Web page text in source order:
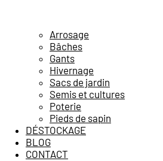
Arrosage
Bâches
Gants
Hivernage
Sacs de jardin
Semis et cultures
Poterie
Pieds de sapin
DÉSTOCKAGE
BLOG
CONTACT